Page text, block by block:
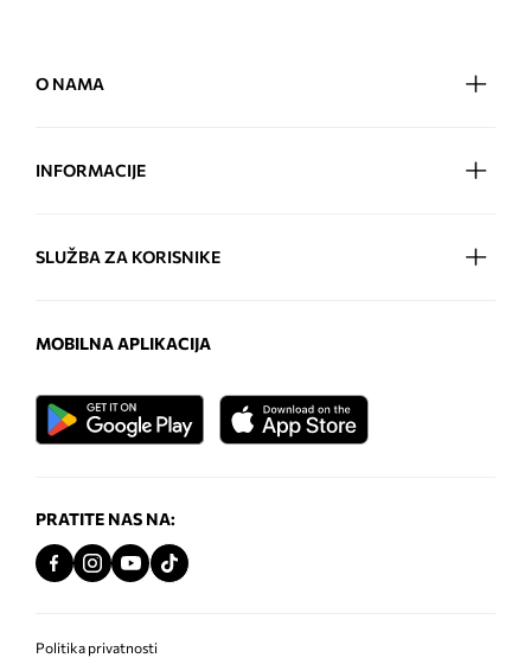
O NAMA
INFORMACIJE
SLUŽBA ZA KORISNIKE
MOBILNA APLIKACIJA
PRATITE NAS NA:
Politika privatnosti